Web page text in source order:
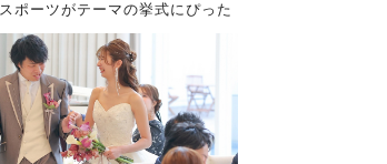
スポーツがテーマの挙式にぴった